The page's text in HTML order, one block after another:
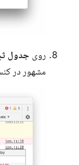
روی جدول
مشهور در